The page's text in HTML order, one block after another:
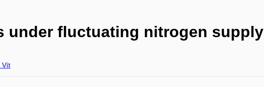
under fluctuating nitrogen supply
Vít